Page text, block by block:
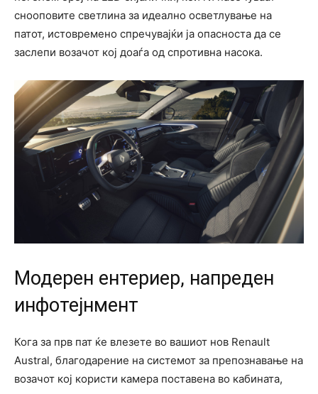
снооповите светлина за идеално осветлување на
патот, истовремено спречувајќи ја опасноста да се
заслепи возачот кој доаѓа од спротивна насока.
Модерен ентериер, напреден
инфотејнмент
Кога за прв пат ќе влезете во вашиот нов Renault
Austral, благодарение на системот за препознавање на
возачот кој користи камера поставена во кабината,